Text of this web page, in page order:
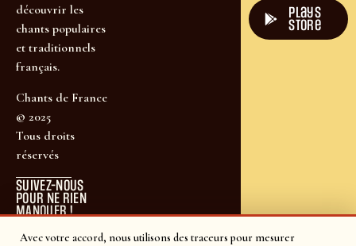
Avec votre accord, nous utilisons des traceurs pour mesurer
découvrir les
chants populaires
et traditionnels
français.
Chants de France
© 2025
Tous droits
réservés
SUIVEZ-NOUS
POUR NE RIEN
MANQUER !
plays
store